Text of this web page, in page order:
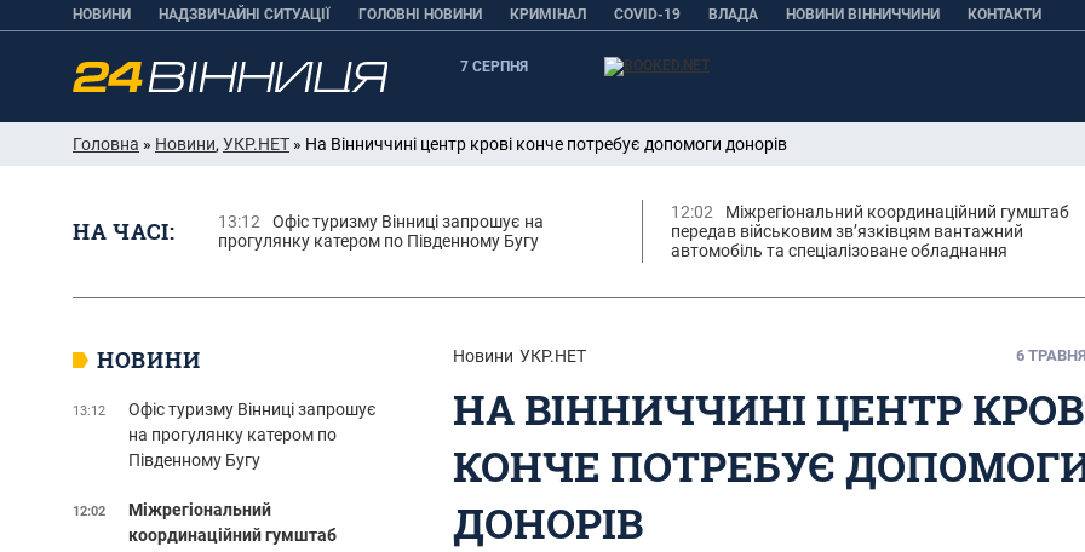
НОВИНИ НАДЗВИЧАЙНІ СИТУАЦІЇ ГОЛОВНІ НОВИНИ КРИМІНАЛ COVID-19 ВЛАДА НОВИНИ ВІННИЧЧИНИ КОНТАКТИ
7 СЕРПНЯ
Головна » Новини, УКР.НЕТ » На Вінниччині центр крові конче потребує допомоги донорів
НА ЧАСІ: 13:12
Офіс туризму Вінниці запрошує на
прогулянку катером по Південному Бугу
12:02
Міжрегіональний координаційний гумштаб
передав військовим зв’язківцям вантажний
автомобіль та спеціалізоване обладнання
Новини УКР.НЕТ 6
НА ВІННИЧЧИНІ ЦЕНТР
КОНЧЕ ПОТРЕБУЄ
ДОНОРІВ
НОВИНИ
13:12
Офіс туризму Вінниці запрошує
на прогулянку катером по
Південному Бугу
12:02
Міжрегіональний
координаційний гумштаб